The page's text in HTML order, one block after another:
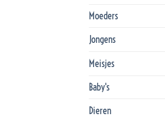
Moeders
Jongens
Meisjes
Baby's
Dieren